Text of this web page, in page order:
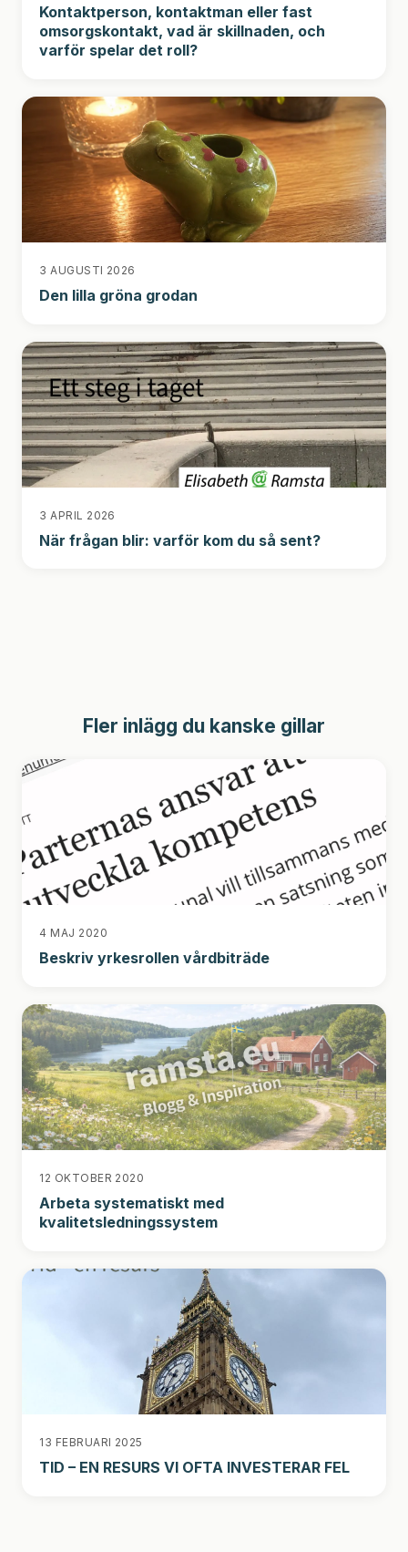
Kontaktperson, kontaktman eller fast
omsorgskontakt, vad är skillnaden, och
varför spelar det roll?
3 AUGUSTI 2026
Den lilla gröna grodan
3 APRIL 2026
När frågan blir: varför kom du så sent?
Fler inlägg du kanske gillar
4 MAJ 2020
Beskriv yrkesrollen vårdbiträde
12 OKTOBER 2020
Arbeta systematiskt med
kvalitetsledningssystem
13 FEBRUARI 2025
TID – EN RESURS VI OFTA INVESTERAR FEL